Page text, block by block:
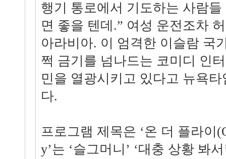
행기 통로에서 기도하는 사람
면 좋을 텐데.” 여성 운전조차
아라비아. 이 엄격한 이슬람 국
쩍 금기를 넘나드는 코미디 인
민을 열광시키고 있다고 뉴욕
다.
프로그램 제목은 ‘온 더 플라이
y’는 ‘슬그머니’ ‘대충 상황 봐